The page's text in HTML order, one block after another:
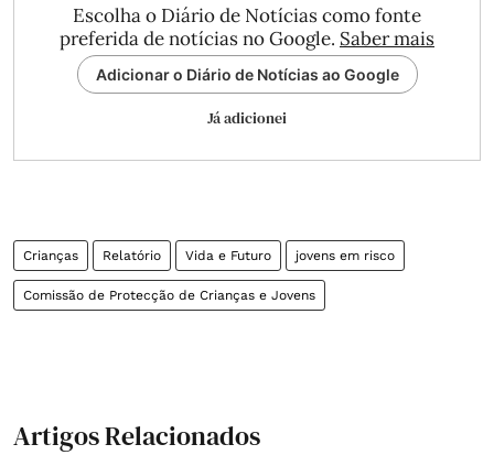
Escolha o Diário de Notícias como fonte
preferida de notícias no Google. Saber mais
Adicionar o Diário de Notícias ao Google
Já adicionei
Crianças Relatório Vida e Futuro jovens em risco
Comissão de Protecção de Crianças e Jovens
Artigos Relacionados